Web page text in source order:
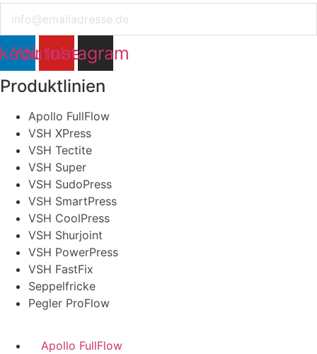
YoutubeInstagram
Produktlinien
Apollo FullFlow
VSH XPress
VSH Tectite
VSH Super
VSH SudoPress
VSH SmartPress
VSH CoolPress
VSH Shurjoint
VSH PowerPress
VSH FastFix
Seppelfricke
Pegler ProFlow
Apollo FullFlow